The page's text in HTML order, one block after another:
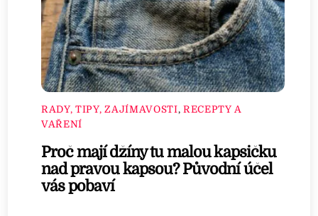
RADY, TIPY, ZAJÍMAVOSTI, RECEPTY A
VAŘENÍ
Proč mají džíny tu malou kapsičku
nad pravou kapsou? Původní účel
vás pobaví